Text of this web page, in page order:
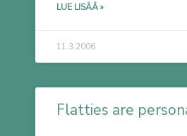
LUE LISÄÄ »
11.3.2006
Flatties are